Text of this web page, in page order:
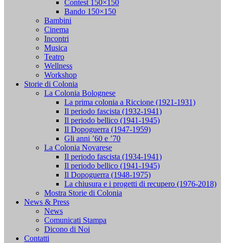
Contest 150×150
Bando 150×150
Bambini
Cinema
Incontri
Musica
Teatro
Wellness
Workshop
Storie di Colonia
La Colonia Bolognese
La prima colonia a Riccione (1921-1931)
Il periodo fascista (1932-1941)
Il periodo bellico (1941-1945)
Il Dopoguerra (1947-1959)
Gli anni ’60 e ’70
La Colonia Novarese
Il periodo fascista (1934-1941)
Il periodo bellico (1941-1945)
Il Dopoguerra (1948-1975)
La chiusura e i progetti di recupero (1976-2018)
Mostra Storie di Colonia
News & Press
News
Comunicati Stampa
Dicono di Noi
Contatti